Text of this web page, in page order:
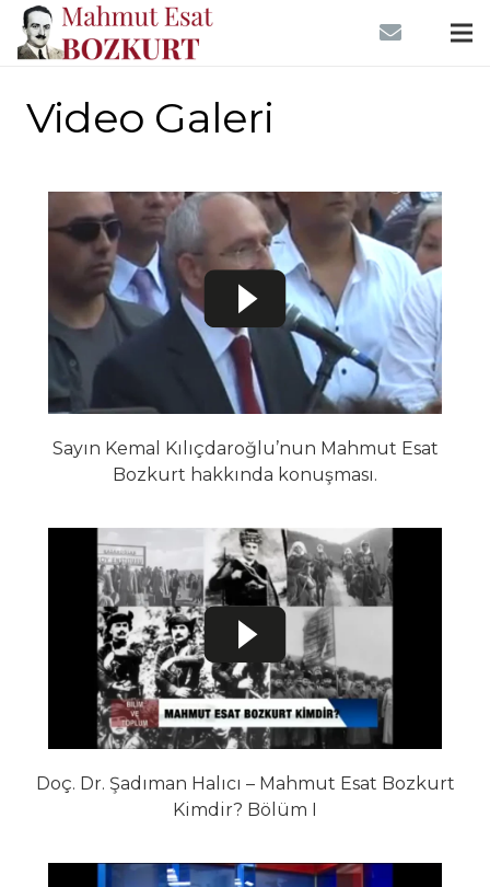
Video Galeri
Sayın Kemal Kılıçdaroğlu’nun Mahmut Esat
Bozkurt hakkında konuşması.
Doç. Dr. Şadıman Halıcı – Mahmut Esat Bozkurt
Kimdir? Bölüm I